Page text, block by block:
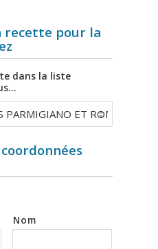
recette pour la
dans la liste
Nom